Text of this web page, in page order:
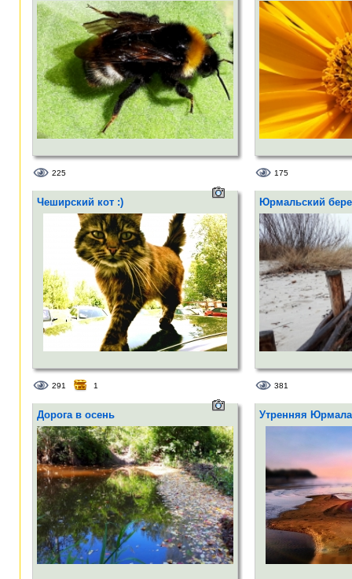
225 175
Чеширский кот :)
291 1
Юрмальский
381
Дорога в осень Утренняя Юрмала